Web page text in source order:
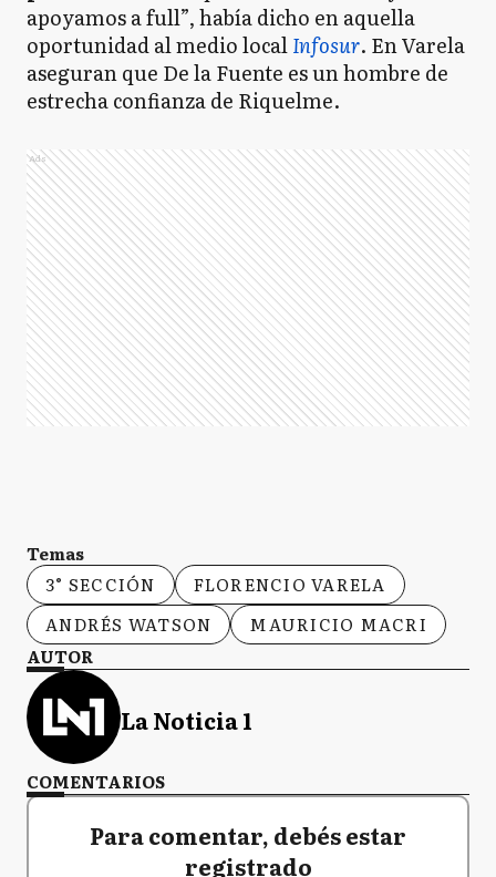
apoyamos a full”, había dicho en aquella
oportunidad al medio localInfosur. En Varela
aseguran que De la Fuente es un hombre de
estrecha confianza de Riquelme.
Ads
Temas
3° SECCIÓN
FLORENCIO VARELA
ANDRÉS WATSON
MAURICIO MACRI
AUTOR
La Noticia 1
COMENTARIOS
Para comentar, debés estar
registrado